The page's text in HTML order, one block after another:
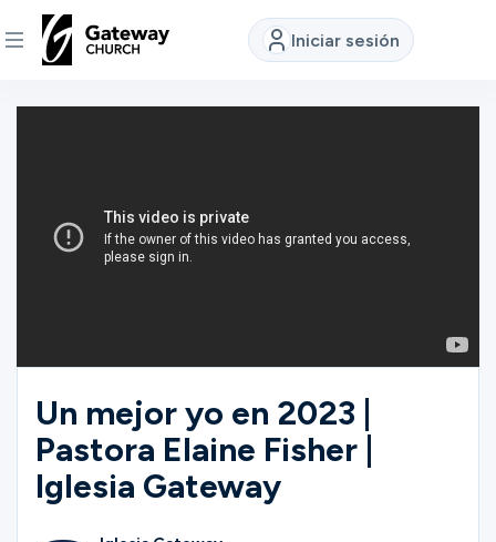
Iniciar sesión
DESCUBRE
Conectar
Ministerios
Un mejor yo en 2023 |
Pastora Elaine Fisher |
Iglesia Gateway